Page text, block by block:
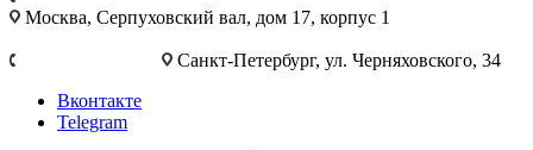
Москва, Cерпуховский вал, дом 17, корпус 1
Санкт-Петербург, ул. Черняховского, 34
Вконтакте
Telegram